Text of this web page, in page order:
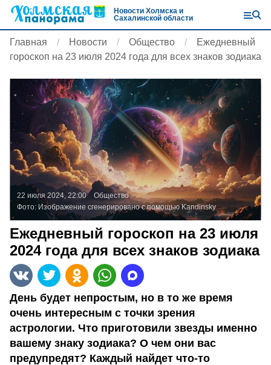
Новости Холмска и
Сахалинской области
Главная Новости Общество
Ежедневный
гороскоп на 23 июля 2024 года для всех знаков зодиака
22 июля 2024, 22:00
Общество
Фото: Изображение сгенерировано с помощью Kandinsky
Ежедневный гороскоп на 23 июля
2024 года для всех знаков зодиака
День будет непростым, но в то же время
очень интересным с точки зрения
астрологии. Что приготовили звезды именно
вашему знаку зодиака? О чем они вас
предупредят? Каждый найдет что-то